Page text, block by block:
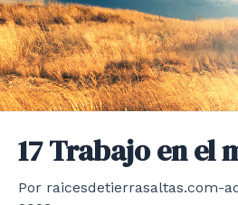
Menu
17 Trabajo en el
Por raicesdetierrasaltas.com-